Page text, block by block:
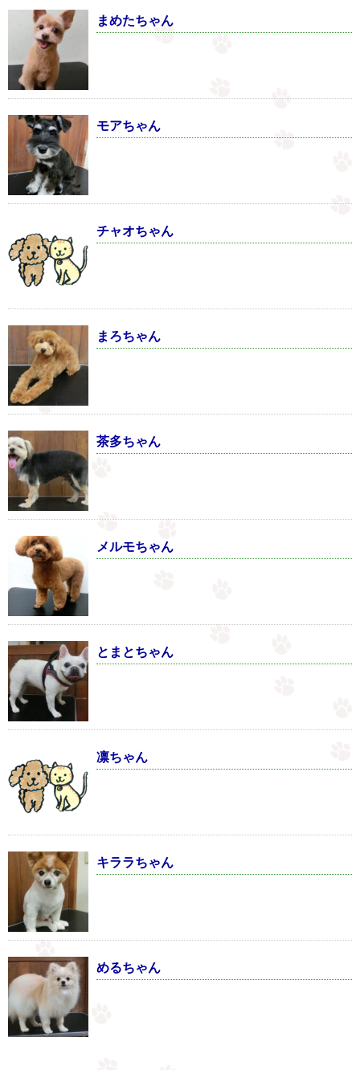
まめたちゃん
モアちゃん
チャオちゃん
まろちゃん
茶多ちゃん
メルモちゃん
とまとちゃん
凛ちゃん
キララちゃん
めるちゃん